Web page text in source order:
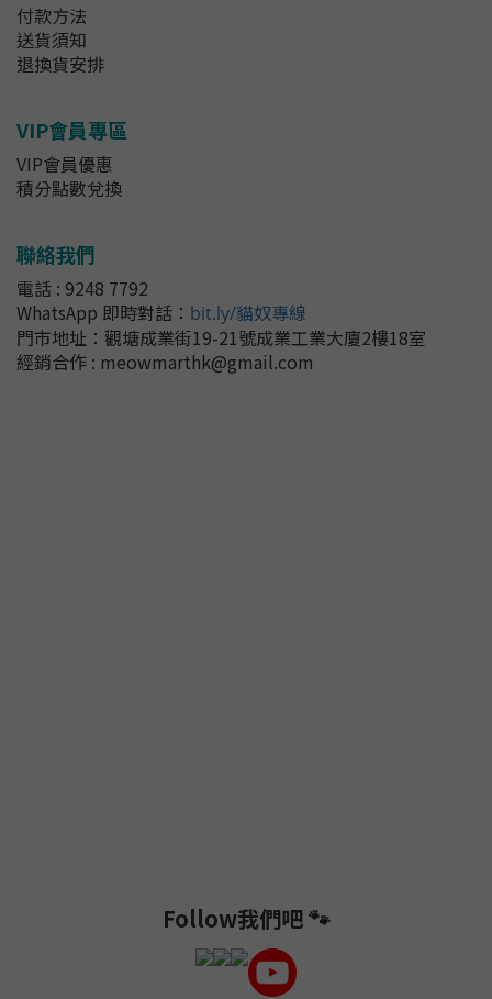
付款方法
送貨須知
退換貨安排
VIP會員專區
VIP會員優惠
積分點數兌換
聯絡我們
電話 : 9248 7792
WhatsApp 即時對話 ： bit.ly/貓奴專線
門市地址： 觀塘成業街19-21號成業工業大廈2樓18室
經銷合作 : meowmarthk@gmail.com
Follow我們吧 🐾